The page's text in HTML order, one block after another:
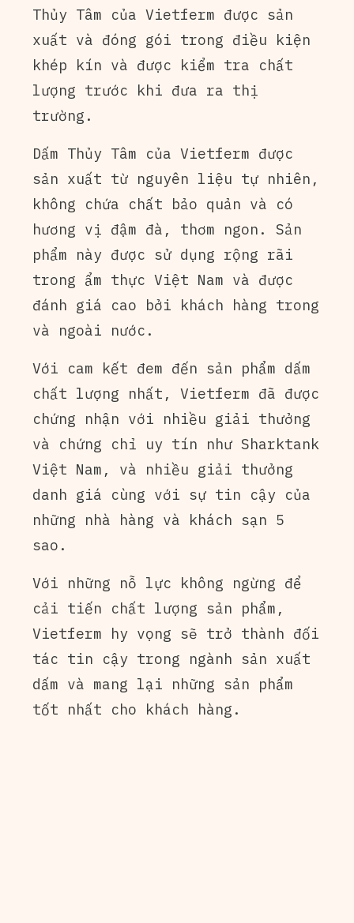
Thủy Tâm của Vietferm được sản
xuất và đóng gói trong điều kiện
khép kín và được kiểm tra chất
lượng trước khi đưa ra thị
trường.
Dấm Thủy Tâm của Vietferm được
sản xuất từ nguyên liệu tự nhiên,
không chứa chất bảo quản và có
hương vị đậm đà, thơm ngon. Sản
phẩm này được sử dụng rộng rãi
trong ẩm thực Việt Nam và được
đánh giá cao bởi khách hàng trong
và ngoài nước.
Với cam kết đem đến sản phẩm dấm
chất lượng nhất, Vietferm đã được
chứng nhận với nhiều giải thưởng
và chứng chỉ uy tín như Sharktank
Việt Nam, và nhiều giải thưởng
danh giá cùng với sự tin cậy của
những nhà hàng và khách sạn 5
sao.
Với những nỗ lực không ngừng để
cải tiến chất lượng sản phẩm,
Vietferm hy vọng sẽ trở thành đối
tác tin cậy trong ngành sản xuất
dấm và mang lại những sản phẩm
tốt nhất cho khách hàng.